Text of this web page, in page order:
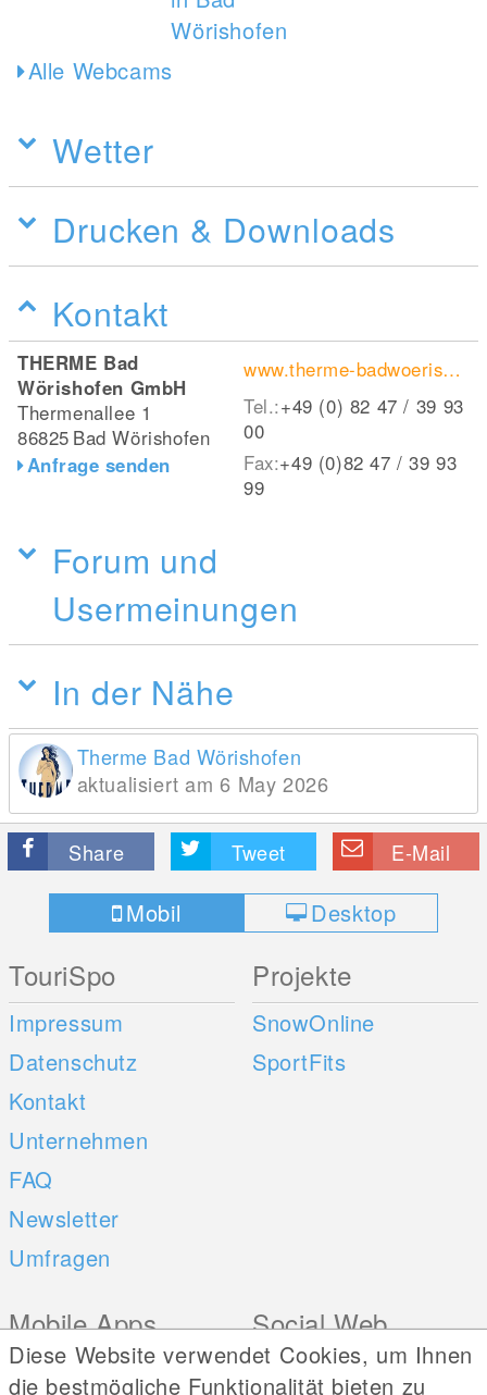
Alle Webcams
Wetter
Drucken & Downloads
Kontakt
THERME Bad
Wörishofen GmbH
Thermenallee 1
86825 Bad Wörishofen
Anfrage senden
www.therme-badwoerishofen.de/sportbad/
Tel.:+49 (0) 82 47 / 39 93
00
Fax:+49 (0)82 47 / 39 93
99
Forum und
Usermeinungen
In der Nähe
Therme Bad Wörishofen
aktualisiert am 6 May 2026
Share Tweet E-Mail
Mobil Desktop
TouriSpo
Impressum
Datenschutz
Kontakt
Unternehmen
FAQ
Newsletter
Umfragen
Projekte
SnowOnline
SportFits
Mobile Apps
iOS
Social Web
Diese Website verwendet Cookies, um Ihnen
die bestmögliche Funktionalität bieten zu